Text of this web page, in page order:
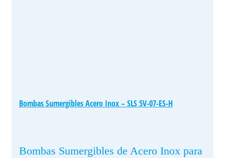
Bombas Sumergibles Acero Inox – SLS 5V-07-ES-H
Bombas Sumergibles de Acero Inox para